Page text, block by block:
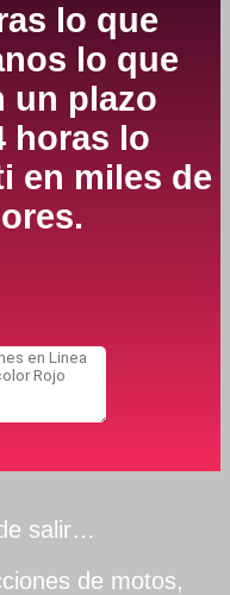
lo que
lo que
un plazo
horas lo
en miles de
salir…
de motos,